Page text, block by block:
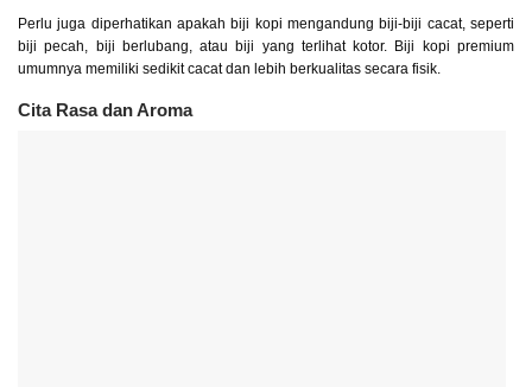
Perlu juga diperhatikan apakah biji kopi mengandung biji-biji cacat, seperti
biji pecah, biji berlubang, atau biji yang terlihat kotor. Biji kopi premium
umumnya memiliki sedikit cacat dan lebih berkualitas secara fisik.
Cita Rasa dan Aroma